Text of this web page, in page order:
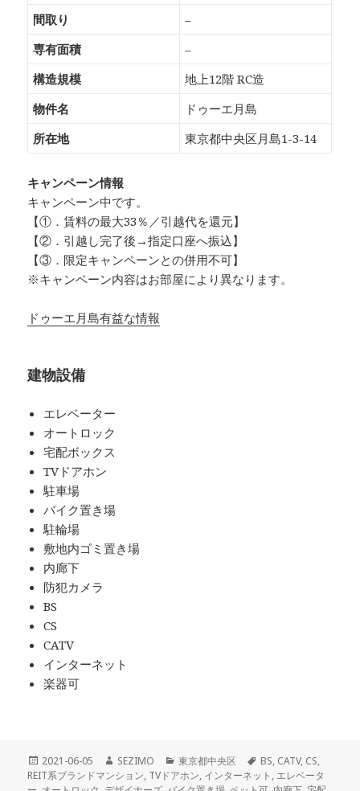
間取り
–
専有面積
–
構造規模
地上12階 RC造
物件名
ドゥーエ月島
所在地
東京都中央区月島1-3-14
キャンペーン情報
キャンペーン中です。
【①．賃料の最大33％／引越代を還元】
【②．引越し完了後→指定口座へ振込】
【③．限定キャンペーンとの併用不可】
※キャンペーン内容はお部屋により異なります。
ドゥーエ月島有益な情報
建物設備
エレベーター
オートロック
宅配ボックス
TVドアホン
駐車場
バイク置き場
駐輪場
敷地内ゴミ置き場
内廊下
防犯カメラ
BS
CS
CATV
インターネット
楽器可
投
稿
2021-06-05
作
成
SEZIMO
カ
テ
東京都中央区
タ
グ
BS, CATV, CS,
REIT系ブランドマンション, TVドアホン, インターネット , エレベータ